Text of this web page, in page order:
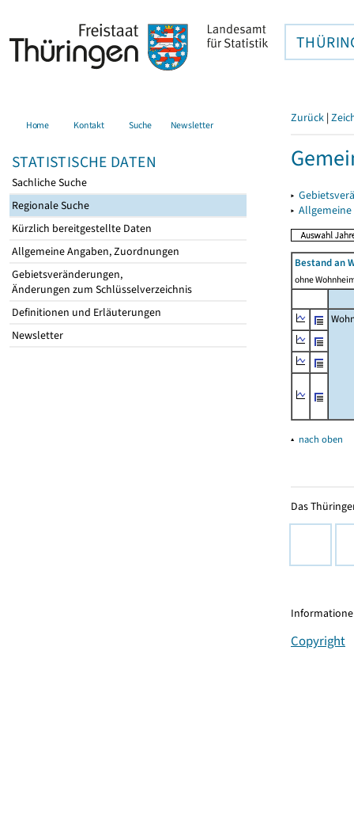
Home Kontakt Suche Newsletter
STATISTISCHE DATEN
Sachliche Suche
Regionale Suche
Kürzlich bereitgestellte Daten
Allgemeine Angaben, Zuordnungen
Gebietsveränderungen,
Änderungen zum Schlüsselverzeichnis
Definitionen und Erläuterungen
Newsletter
Zurück |
▸
▸
Bestand an
ohne
▴ nach oben
Das
Copyright